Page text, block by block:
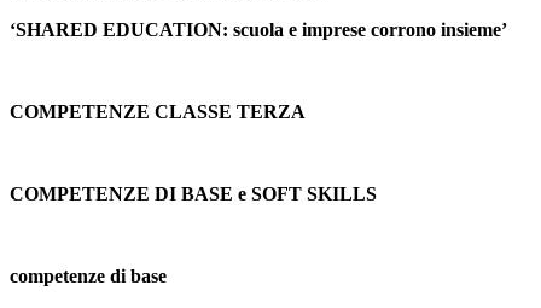
‘SHARED EDUCATION: scuola e imprese corrono insieme’
COMPETENZE CLASSE TERZA
COMPETENZE DI BASE e SOFT SKILLS
competenze di base